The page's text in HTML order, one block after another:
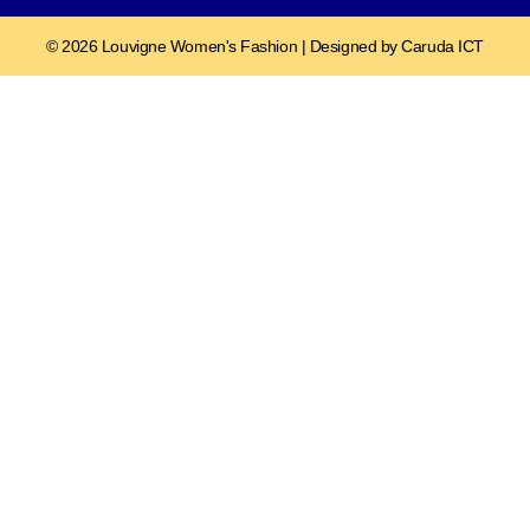
© 2026 Louvigne Women's Fashion | Designed by Caruda ICT